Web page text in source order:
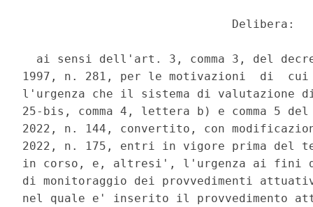
                              Delibera:
ai sensi dell'art. 3, comma 3, del
1997, n. 281, per le motivazioni  di  cui
l'urgenza che il sistema di
25-bis, comma 4, lettera b) e comma 5
2022, n. 144, convertito, con
2022, n. 175, entri in vigore prima del
in corso, e, altresi', l'urgenza ai fini
di monitoraggio dei provvedimenti
nel quale e' inserito il provvedimento